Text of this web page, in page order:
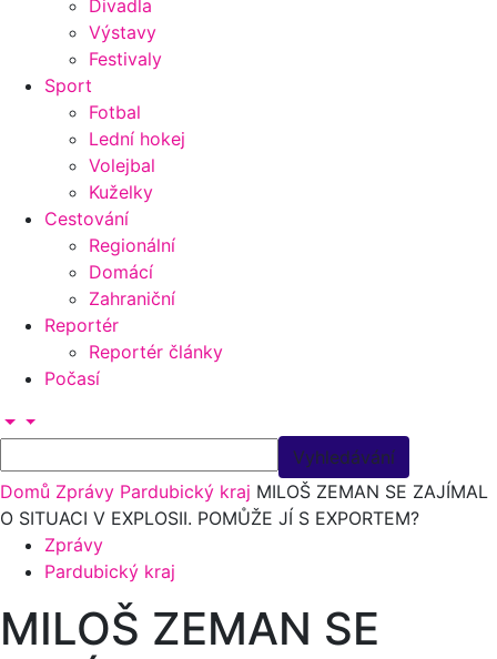
Divadla
Výstavy
Festivaly
Sport
Fotbal
Lední hokej
Volejbal
Kuželky
Cestování
Regionální
Domácí
Zahraniční
Reportér
Reportér články
Počasí
Domů Zprávy Pardubický kraj MILOŠ ZEMAN SE ZAJÍMAL
O SITUACI V EXPLOSII. POMŮŽE JÍ S EXPORTEM?
Zprávy
Pardubický kraj
MILOŠ ZEMAN SE